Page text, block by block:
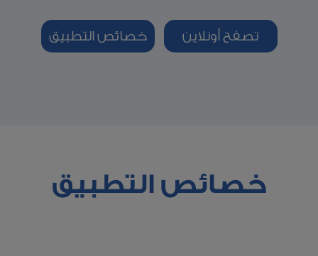
تصفح أونلاين خصائص التطبيق
خصائص التطبيق